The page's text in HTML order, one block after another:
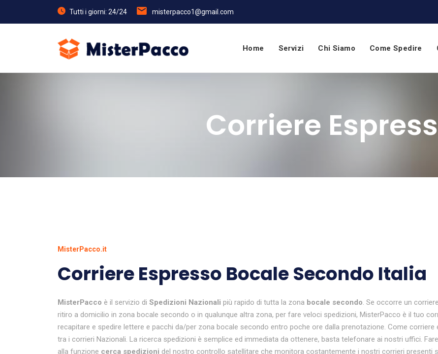
Tutti i giorni: 24/24 misterpacco1@gmail.com
Home Servizi Chi Siamo Come Spedire
Corriere
MisterPacco.it
Corriere Espresso Bocale Secondo Italia
MisterPacco è il servizio di Spedizioni Nazionali più rapido di tutta la zona bocale secondo. Se occorre un
ritiro a domicilio in zona bocale secondo o in qualunque altra zona, per fare veloci spedizioni, MisterPacco è il tuo
recapitare e spedire lettere e pacchi da/per zona bocale secondo entro poche ore dalla prenotazione. Come
tra i corrieri Nazionali. La ricerca spedizioni è semplice ed immediata da ottenere, basta telefonare ai nostri uffici.
alla funzione cerca spedizioni del nostro controllo satellitare che monitora costantemente i nostri corrieri presenti